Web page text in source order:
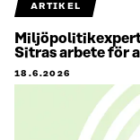
ARTIKEL
Sitras arbete för
18.6.2026